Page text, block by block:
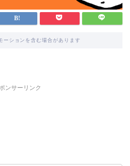
ーションを含む場合があります
ンサーリンク